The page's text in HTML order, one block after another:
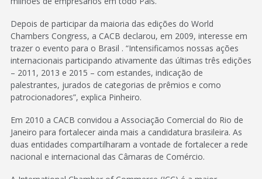
Depois de participar da maioria das edições do World
Chambers Congress, a CACB declarou, em 2009, interesse em
trazer o evento para o Brasil . “Intensificamos nossas ações
internacionais participando ativamente das últimas três edições
– 2011, 2013 e 2015 – com estandes, indicação de
palestrantes, jurados de categorias de prêmios e como
patrocionadores”, explica Pinheiro.
Em 2010 a CACB convidou a Associação Comercial do Rio de
Janeiro para fortalecer ainda mais a candidatura brasileira. As
duas entidades compartilharam a vontade de fortalecer a rede
nacional e internacional das Câmaras de Comércio.